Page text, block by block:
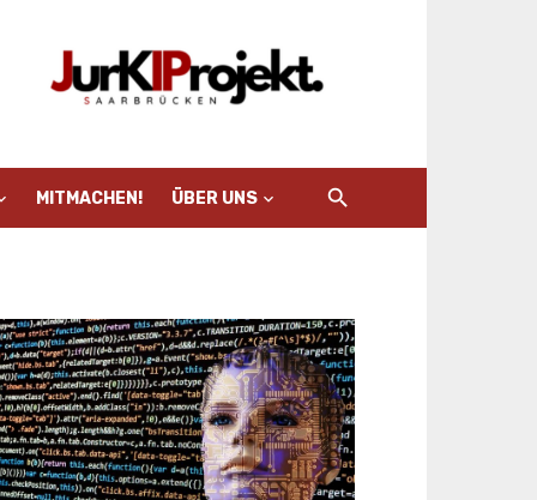
MITMACHEN! ÜBER UNS